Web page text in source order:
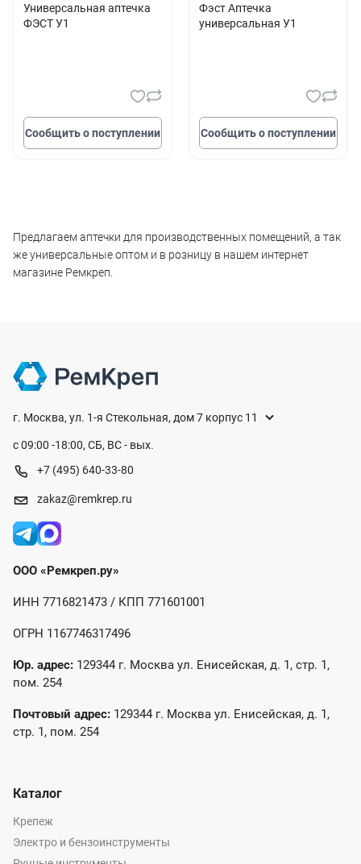
Универсальная аптечка
ФЭСТ У1
Сообщить о поступлении
Фэст Аптечка
универсальная У1
Сообщить о поступлении
Предлагаем аптечки для производственных помещений, а так
же универсальные оптом и в розницу в нашем интернет
магазине Ремкреп.
г. Москва, ул. 1-я Стекольная, дом 7 корпус 11
с 09:00 -18:00, СБ, ВС - вых.
+7 (495) 640-33-80
zakaz@remkrep.ru
ООО «Ремкреп.ру»
ИНН 7716821473 / КПП 771601001
ОГРН 1167746317496
Юр. адрес: 129344 г. Москва ул. Енисейская, д. 1, стр. 1,
пом. 254
Почтовый адрес: 129344 г. Москва ул. Енисейская, д. 1,
стр. 1, пом. 254
Каталог
Крепеж
Электро и бензоинструменты